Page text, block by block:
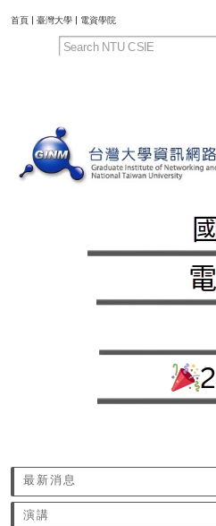
首頁 | 臺灣大學 | 電資學院
最新消息
演講